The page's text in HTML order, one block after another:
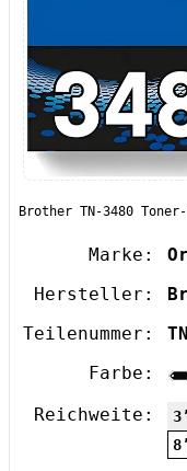
Brother TN-3480
Marke:
Hersteller:
Teilenummer:
Farbe:
Reichweite: